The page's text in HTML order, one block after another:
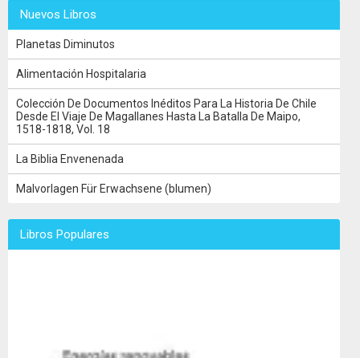
Nuevos Libros
Planetas Diminutos
Alimentación Hospitalaria
Colección De Documentos Inéditos Para La Historia De Chile
Desde El Viaje De Magallanes Hasta La Batalla De Maipo,
1518-1818, Vol. 18
La Biblia Envenenada
Malvorlagen Für Erwachsene (blumen)
Libros Populares